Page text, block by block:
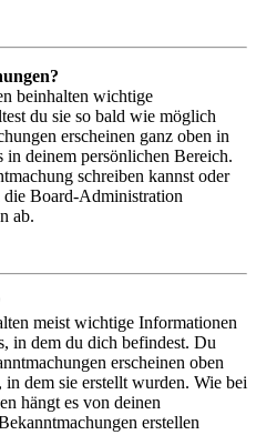
beinhalten wichtige
du sie so bald wie möglich
erscheinen ganz oben in
in deinem persönlichen Bereich.
schreiben kannst oder
Board-Administration
ab.
meist wichtige Informationen
in dem du dich befindest. Du
erscheinen oben
in dem sie erstellt wurden. Wie bei
hängt es von deinen
erstellen